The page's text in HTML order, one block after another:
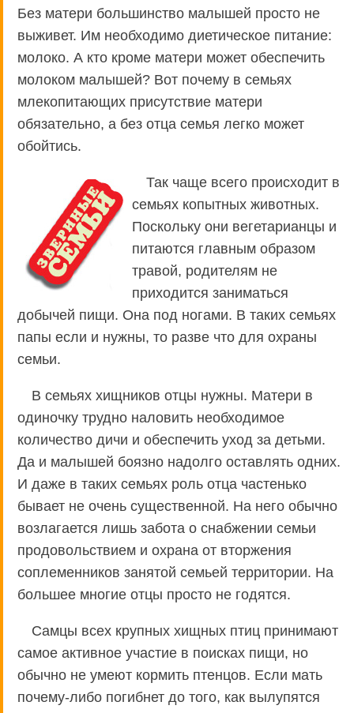
Без матери большинство малышей просто не
выживет. Им необходимо диетическое питание:
молоко. А кто кроме матери может обеспечить
молоком малышей? Вот почему в семьях
млекопитающих присутствие матери
обязательно, а без отца семья легко может
обойтись.
Так чаще всего происходит в
семьях копытных животных.
Поскольку они вегетарианцы и
питаются главным образом
травой, родителям не
приходится заниматься
добычей пищи. Она под ногами. В таких семьях
папы если и нужны, то разве что для охраны
семьи.
В семьях хищников отцы нужны. Матери в
одиночку трудно наловить необходимое
количество дичи и обеспечить уход за детьми.
Да и малышей боязно надолго оставлять одних.
И даже в таких семьях роль отца частенько
бывает не очень существенной. На него обычно
возлагается лишь забота о снабжении семьи
продовольствием и охрана от вторжения
соплеменников занятой семьей территории. На
большее многие отцы просто не годятся.
Самцы всех крупных хищных птиц принимают
самое активное участие в поисках пищи, но
обычно не умеют кормить птенцов. Если мать
почему-либо погибнет до того, как вылупятся